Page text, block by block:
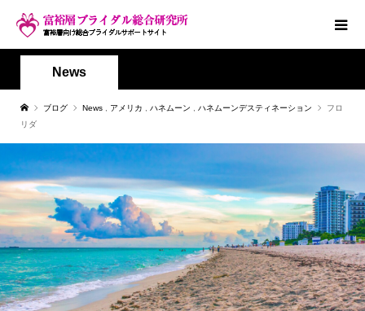
News
ブログ News アメリカ ハネムーン ハネムーンデスティネーション
フロ
リダ